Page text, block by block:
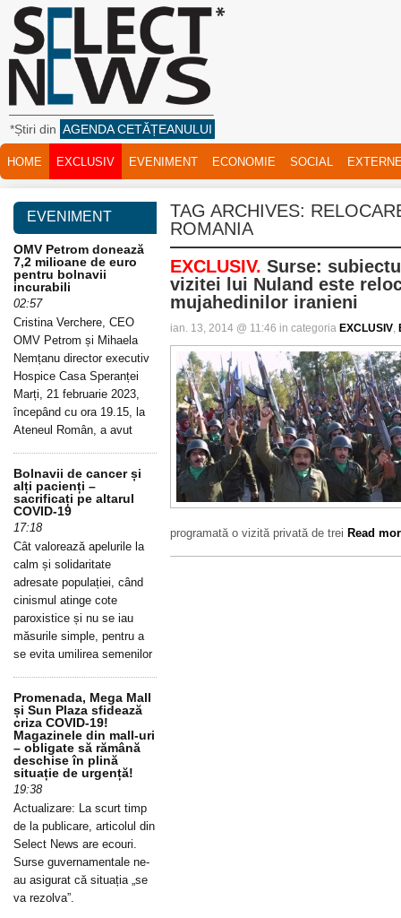
*Știri din AGENDA CETĂȚEANULUI
HOME EXCLUSIV EVENIMENT ECONOMIE SOCIAL
TAG ARCHIVES:
ROMANIA
EXCLUSIV. Surse:
vizitei lui Nuland este
mujahedinilor iranieni
ian. 13, 2014 @ 11:46 in categoria EXCLUSIV,
programată o vizită privată de trei Read
EVENIMENT
OMV Petrom donează
7,2 milioane de euro
pentru bolnavii
incurabili
02:57
Cristina Verchere, CEO
OMV Petrom și Mihaela
Nemțanu director executiv
Hospice Casa Speranței
Marți, 21 februarie 2023,
începând cu ora 19.15, la
Ateneul Român, a avut
Bolnavii de cancer și
alți pacienți –
sacrificați pe altarul
COVID-19
17:18
Cât valorează apelurile la
calm și solidaritate
adresate populației, când
cinismul atinge cote
paroxistice și nu se iau
măsurile simple, pentru a
se evita umilirea semenilor
Promenada, Mega Mall
și Sun Plaza sfidează
criza COVID-19!
Magazinele din mall-uri
– obligate să rămână
deschise în plină
situație de urgență!
19:38
Actualizare: La scurt timp
de la publicare, articolul din
Select News are ecouri.
Surse guvernamentale ne-
au asigurat că situația „se
va rezolva”.